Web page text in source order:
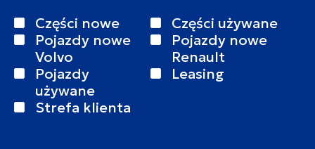
Części nowe
Części używane
Pojazdy nowe
Volvo
Pojazdy nowe
Renault
Pojazdy
używane
Leasing
Strefa klienta